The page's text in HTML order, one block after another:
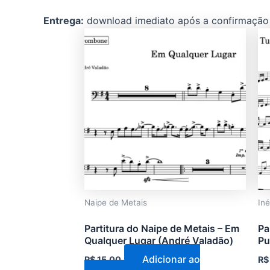
Entrega: download imediato após a
Naipe de Metais
Partitura do Naipe de Metais – Em
Qualquer Lugar (André Valadão)
R$15,00
Adicionar ao
R$